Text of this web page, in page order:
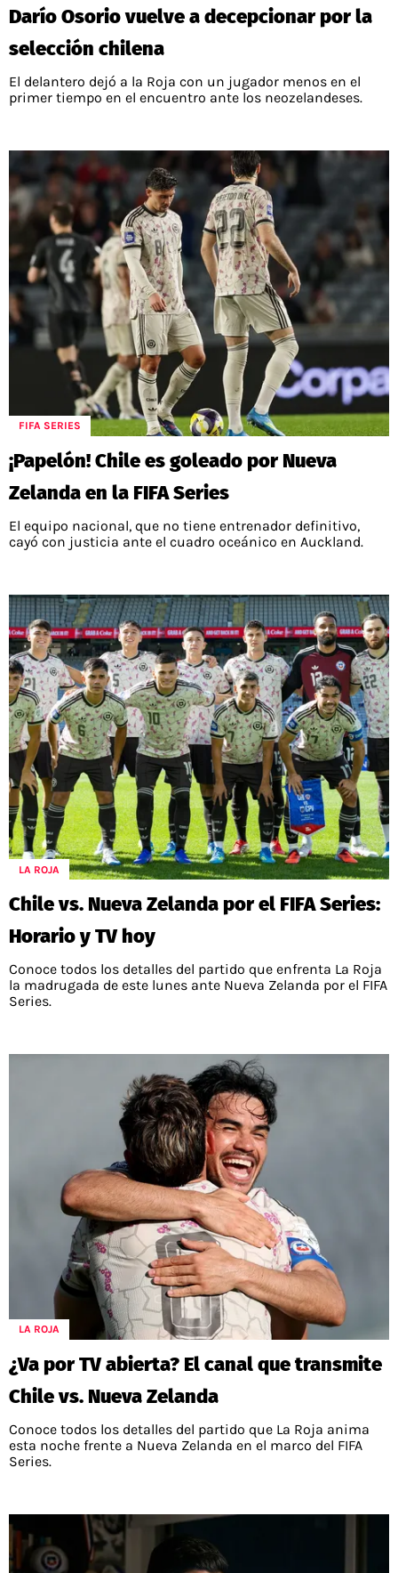
Darío Osorio vuelve a decepcionar por la
selección chilena
El delantero dejó a la Roja con un jugador menos en el
primer tiempo en el encuentro ante los neozelandeses.
FIFA SERIES
¡Papelón! Chile es goleado por Nueva
Zelanda en la FIFA Series
El equipo nacional, que no tiene entrenador definitivo,
cayó con justicia ante el cuadro oceánico en Auckland.
LA ROJA
Chile vs. Nueva Zelanda por el FIFA Series:
Horario y TV hoy
Conoce todos los detalles del partido que enfrenta La Roja
la madrugada de este lunes ante Nueva Zelanda por el FIFA
Series.
LA ROJA
¿Va por TV abierta? El canal que transmite
Chile vs. Nueva Zelanda
Conoce todos los detalles del partido que La Roja anima
esta noche frente a Nueva Zelanda en el marco del FIFA
Series.